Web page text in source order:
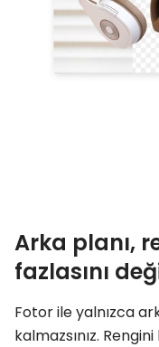
Arka planı,
fazlasını
Fotor ile yalnızca
kalmazsınız.